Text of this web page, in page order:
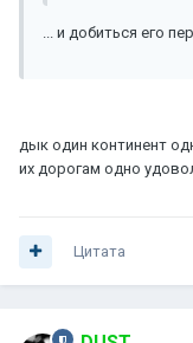
... и добиться его
дык один континент
их дорогам одно
Цитата